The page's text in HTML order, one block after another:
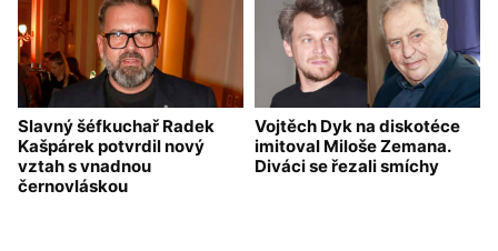
Slavný šéfkuchař Radek
Kašpárek potvrdil nový
vztah s vnadnou
černovláskou
Vojtěch Dyk na diskotéce
imitoval Miloše Zemana.
Diváci se řezali smíchy